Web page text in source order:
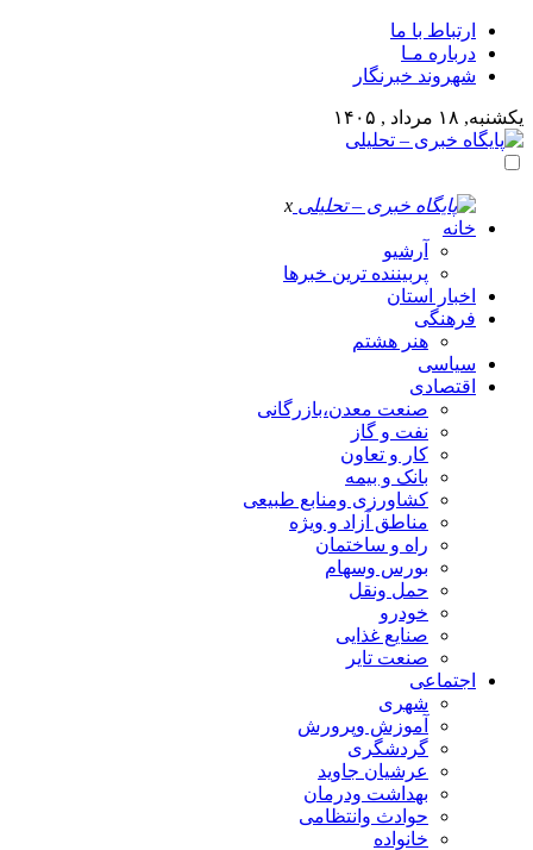
ارتباط با ما
درباره مـا
شهروند خبرنگار
یکشنبه, ۱۸ مرداد , ۱۴۰۵
x
خانه
آرشیو
پربیننده ترین خبرها
اخبار استان
فرهنگی
هنر هشتم
سیاسی
اقتصادی
صنعت معدن،بازرگانی
نفت و گاز
کار و تعاون
بانک و بیمه
کشاورزی ومنابع طبیعی
مناطق آزاد و ویژه
راه و ساختمان
بورس وسهام
حمل ونقل
خودرو
صنایع غذایی
صنعت تایر
اجتماعی
شهری
آموزش وپرورش
گردشگری
عرشیان جاوید
بهداشت ودرمان
حوادث وانتظامی
خانواده